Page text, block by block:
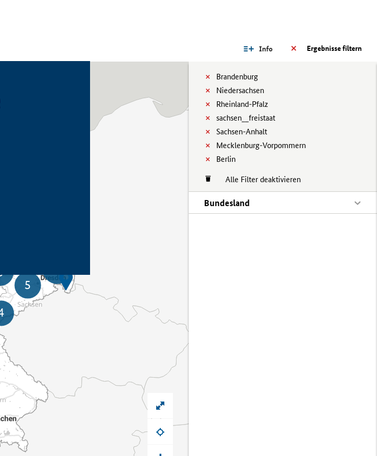
Ergebnisse filtern
Info
Brandenburg
Niedersachsen
Rheinland-Pfalz
sachsen__freistaat
Sachsen-Anhalt
Mecklenburg-Vorpommern
Berlin
Alle Filter deaktivieren
Bundesland